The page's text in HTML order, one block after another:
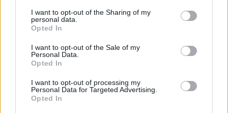
I want to opt-out of the Sharing of my
personal data.
Opted In
I want to opt-out of the Sale of my
Personal Data.
Opted In
I want to opt-out of processing my
Personal Data for Targeted Advertising.
Opted In
μαζί με τον φίλο του να βγαίνουν από
το σπίτι κουβαλώντας ένα μπαούλο. Η
Αστυνομία στη συνέχεια έκανε
έρευνα στο σπίτι, όπου εντόπισε ίχνη
αίματος, τρίχες της γυναίκας και DNA.